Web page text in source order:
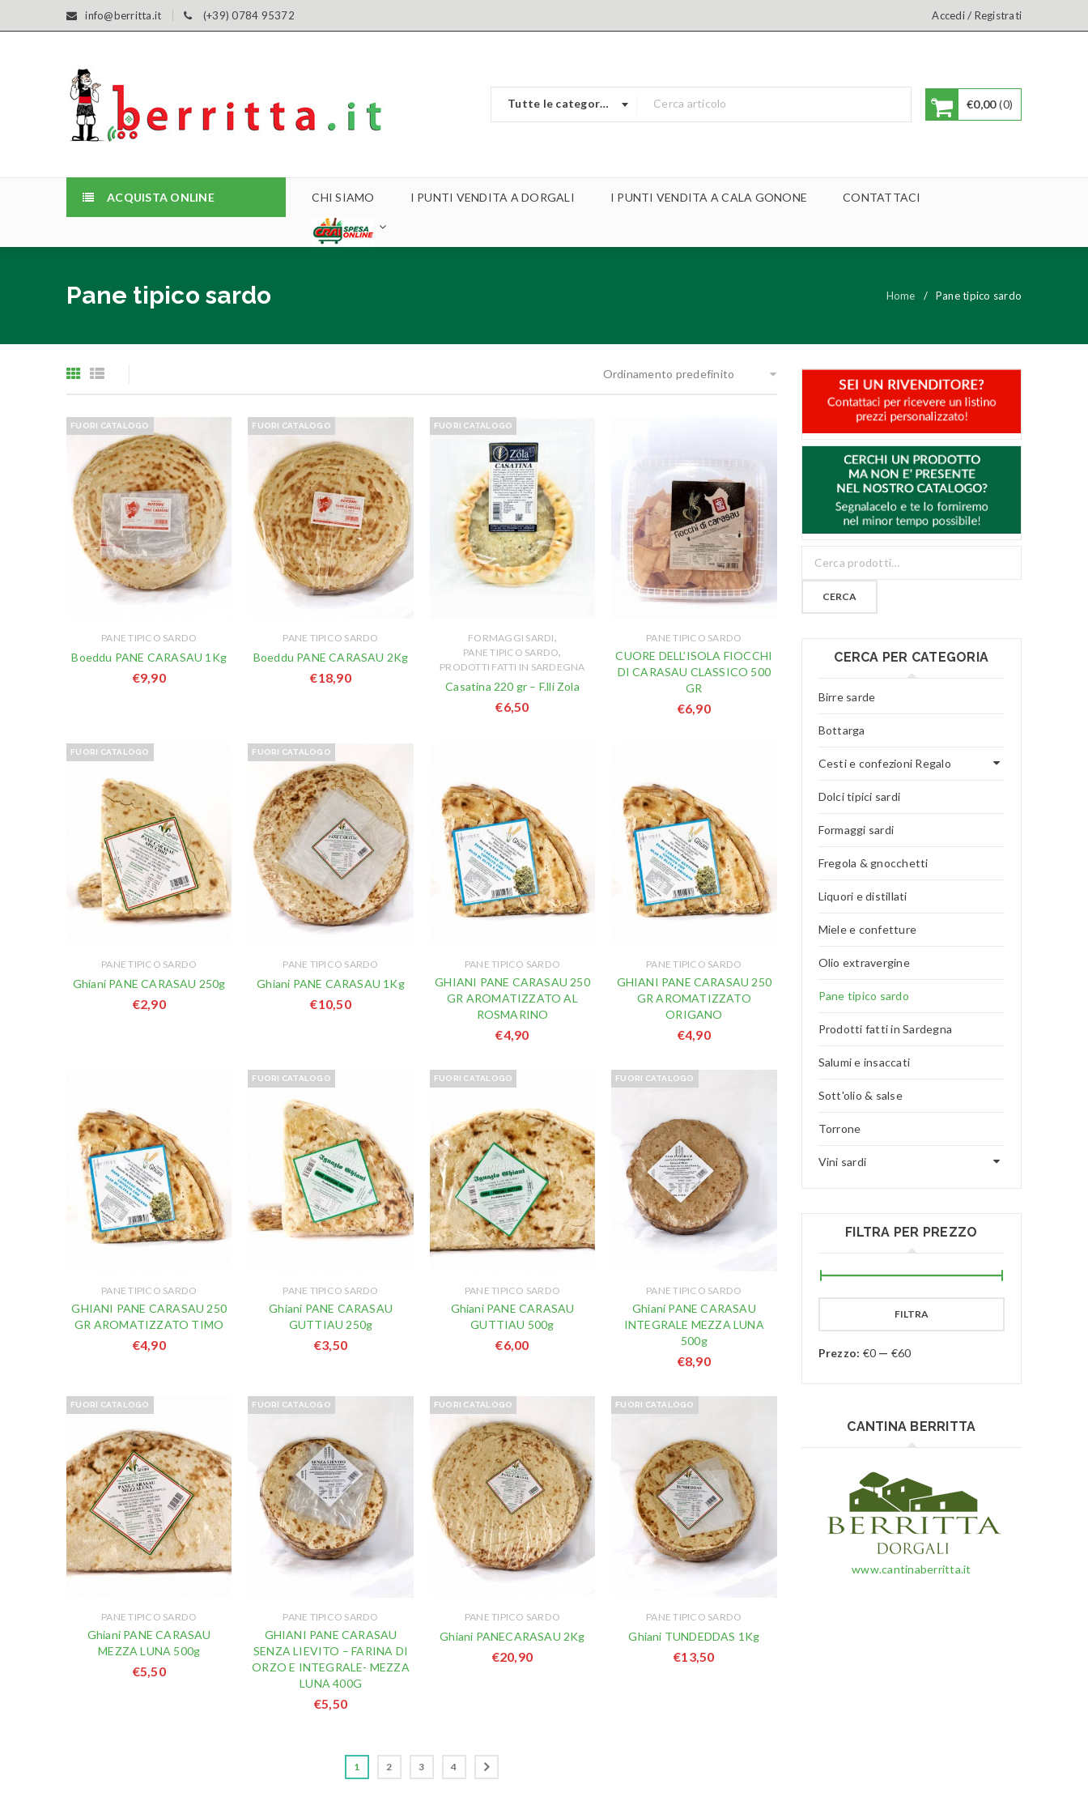
info@berritta.it (+39) 0784 95372 Accedi/ Registrati
Tutte le categorie €0,00 0
ACQUISTA ONLINE CHI SIAMO I PUNTI VENDITA A DORGALI I PUNTI VENDITA A CALA GONONE CONTATTACI
Pane tipico sardo Home / Pane tipico sardo
Ordinamento predefinito
FUORI CATALOGO
PANE TIPICO SARDO
Boeddu PANE CARASAU 1Kg
€9,90
FUORI CATALOGO
PANE TIPICO SARDO
Boeddu PANE CARASAU 2Kg
€18,90
FUORI CATALOGO
FORMAGGI SARDI,
PANE TIPICO SARDO,
PRODOTTI FATTI IN SARDEGNA
Casatina 220 gr – F.lli Zola
€6,50
PANE TIPICO SARDO
CUORE DELL’ISOLA FIOCCHI
DI CARASAU CLASSICO 500
GR
€6,90
FUORI CATALOGO
PANE TIPICO SARDO
Ghiani PANE CARASAU 250g
€2,90
FUORI CATALOGO
PANE TIPICO SARDO
Ghiani PANE CARASAU 1Kg
€10,50
PANE TIPICO SARDO
GHIANI PANE CARASAU 250
GR AROMATIZZATO AL
ROSMARINO
€4,90
PANE TIPICO SARDO
GHIANI PANE CARASAU 250
GR AROMATIZZATO
ORIGANO
€4,90
PANE TIPICO SARDO
GHIANI PANE CARASAU 250
GR AROMATIZZATO TIMO
€4,90
FUORI CATALOGO
PANE TIPICO SARDO
Ghiani PANE CARASAU
GUTTIAU 250g
€3,50
FUORI CATALOGO
PANE TIPICO SARDO
Ghiani PANE CARASAU
GUTTIAU 500g
€6,00
FUORI CATALOGO
PANE TIPICO SARDO
Ghiani PANE CARASAU
INTEGRALE MEZZA LUNA
500g
€8,90
FUORI CATALOGO
PANE TIPICO SARDO
Ghiani PANE CARASAU
MEZZA LUNA 500g
€5,50
FUORI CATALOGO
PANE TIPICO SARDO
GHIANI PANE CARASAU
SENZA LIEVITO – FARINA DI
ORZO E INTEGRALE- MEZZA
LUNA 400G
€5,50
FUORI CATALOGO
PANE TIPICO SARDO
Ghiani PANECARASAU 2Kg
€20,90
FUORI CATALOGO
PANE TIPICO SARDO
Ghiani TUNDEDDAS 1Kg
€13,50
1 2 3 4
CERCA
CERCA PER CATEGORIA
Birre sarde
Bottarga
Cesti e confezioni Regalo
Dolci tipici sardi
Formaggi sardi
Fregola & gnocchetti
Liquori e distillati
Miele e confetture
Olio extravergine
Pane tipico sardo
Prodotti fatti in Sardegna
Salumi e insaccati
Sott'olio & salse
Torrone
Vini sardi
FILTRA PER PREZZO
FILTRA
Prezzo: €0 — €60
CANTINA BERRITTA
www.cantinaberritta.it